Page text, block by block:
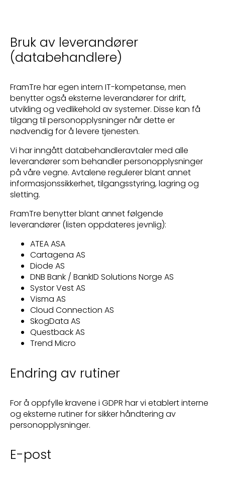
Bruk av leverandører
(databehandlere)
FramTre har egen intern IT-kompetanse, men
benytter også eksterne leverandører for drift,
utvikling og vedlikehold av systemer. Disse kan få
tilgang til personopplysninger når dette er
nødvendig for å levere tjenesten.
Vi har inngått databehandleravtaler med alle
leverandører som behandler personopplysninger
på våre vegne. Avtalene regulerer blant annet
informasjonssikkerhet, tilgangsstyring, lagring og
sletting.
FramTre benytter blant annet følgende
leverandører (listen oppdateres jevnlig):
ATEA ASA
Cartagena AS
Diode AS
DNB Bank / BankID Solutions Norge AS
Systor Vest AS
Visma AS
Cloud Connection AS
SkogData AS
Questback AS
Trend Micro
Endring av rutiner
For å oppfylle kravene i GDPR har vi etablert interne
og eksterne rutiner for sikker håndtering av
personopplysninger.
E-post